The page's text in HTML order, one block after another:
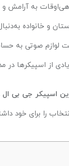
به آرامش
و خانواده
صوتی به
زیادی از
اسپیکر جی بی ال
را برای خود